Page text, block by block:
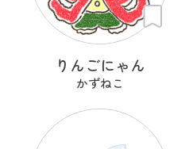
りんごにゃん
かずねこ